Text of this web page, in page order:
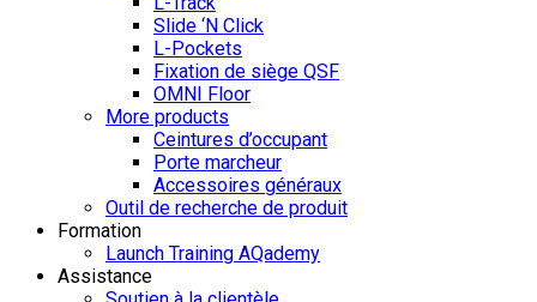
Slide ‘N Click
L-Pockets
Fixation de siège QSF
OMNI Floor
More products
Ceintures d’occupant
Porte marcheur
Accessoires généraux
Outil de recherche de produit
Formation
Launch Training AQademy
Assistance